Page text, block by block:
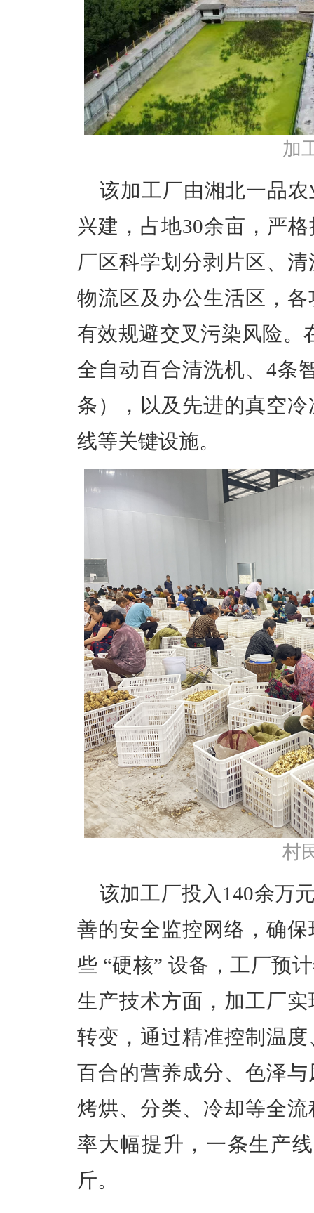
加
该加工厂由湘北一品
兴建，占地30余亩，严
厂区科学划分剥片区、
物流区及办公生活区，
有效规避交叉污染风险。
全自动百合清洗机、4条
条），以及先进的真空
线等关键设施。
村
该加工厂投入140余万
善的安全监控网络，确
些 “硬核” 设备，工厂预
生产技术方面，加工厂
转变，通过精准控制温
百合的营养成分、色泽
烤烘、分类、冷却等全
率大幅提升 ，一条生产
斤。